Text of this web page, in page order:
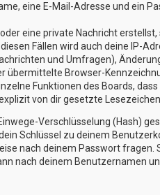
eine E-Mail-Adresse und ein
eine private Nachricht
Fällen wird auch deine IP-
und Umfragen),
übermittelte Browser-
Funktionen des Boards,
von dir gesetzte
Verschlüsselung (Hash)
Schlüssel zu deinem
nach deinem Passwort fragen.
nach deinem Benutzernamen